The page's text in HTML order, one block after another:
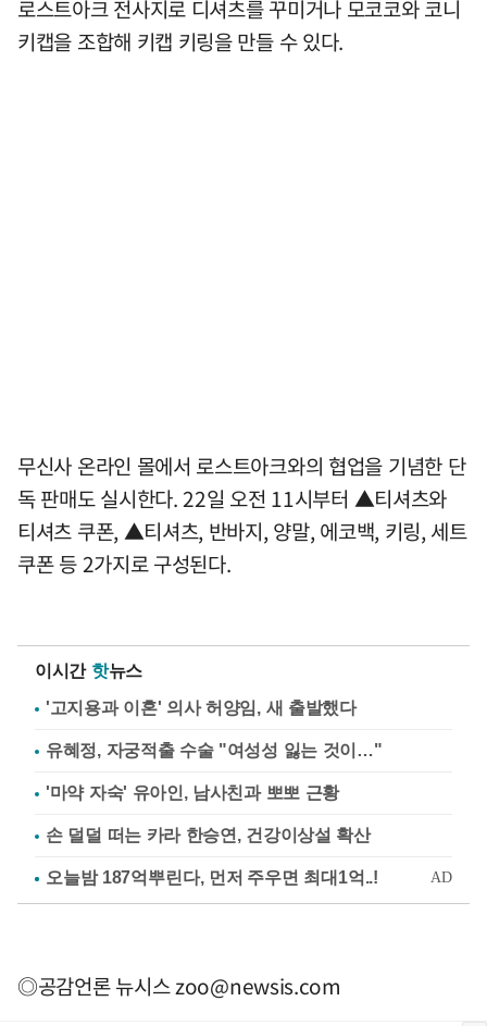
로스트아크 전사지로 디셔츠를 꾸미거나 모코코와 코니
키캡을 조합해 키캡 키링을 만들 수 있다.
무신사 온라인 몰에서 로스트아크와의 협업을 기념한 단
독 판매도 실시한다. 22일 오전 11시부터 ▲티셔츠와
티셔츠 쿠폰, ▲티셔츠, 반바지, 양말, 에코백, 키링, 세트
쿠폰 등 2가지로 구성된다.
이시간 핫뉴스
'고지용과 이혼' 의사 허양임, 새 출발했다
유혜정, 자궁적출 수술 "여성성 잃는 것이…"
'마약 자숙' 유아인, 남사친과 뽀뽀 근황
손 덜덜 떠는 카라 한승연, 건강이상설 확산
◎공감언론 뉴시스zoo@newsis.com